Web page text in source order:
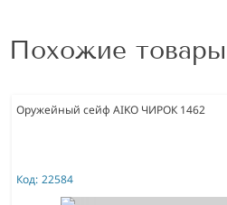
Похожие товары
Оружейный сейф AIKO ЧИРОК 1462
Код: 22584